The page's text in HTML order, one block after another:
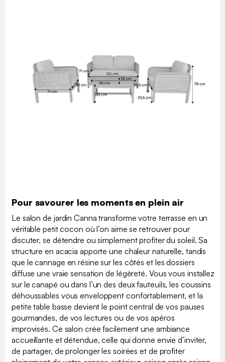
Pour savourer les moments en plein air
Le salon de jardin Canna transforme votre terrasse en un
véritable petit cocon où l’on aime se retrouver pour
discuter, se détendre ou simplement profiter du soleil. Sa
structure en acacia apporte une chaleur naturelle, tandis
que le cannage en résine sur les côtés et les dossiers
diffuse une vraie sensation de légèreté. Vous vous installez
sur le canapé ou dans l’un des deux fauteuils, les coussins
déhoussables vous enveloppent confortablement, et la
petite table basse devient le point central de vos pauses
gourmandes, de vos lectures ou de vos apéros
improvisés. Ce salon crée facilement une ambiance
accueillante et détendue, celle qui donne envie d’inviter,
de partager, de prolonger les soirées et de profiter